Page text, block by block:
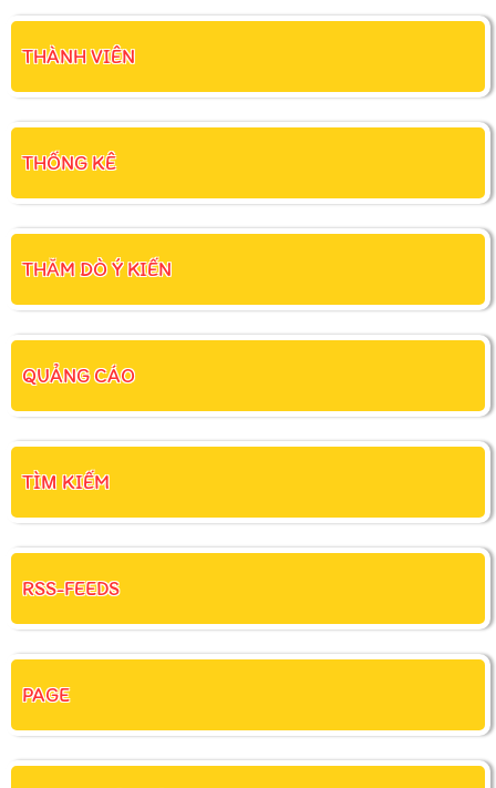
THÀNH VIÊN
THỐNG KÊ
THĂM DÒ Ý KIẾN
QUẢNG CÁO
TÌM KIẾM
RSS-FEEDS
PAGE